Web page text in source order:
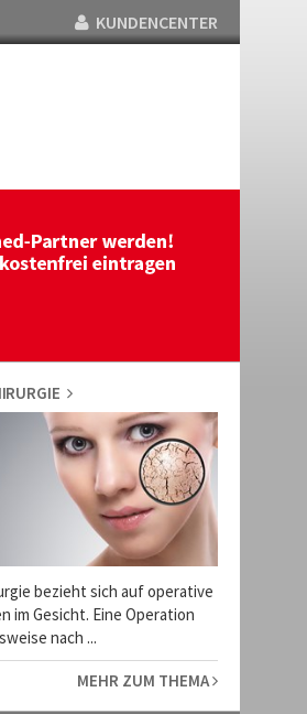
KUNDENCENTER
bezieht sich auf operative
im Gesicht. Eine Operation
nach ...
MEHR ZUM THEMA